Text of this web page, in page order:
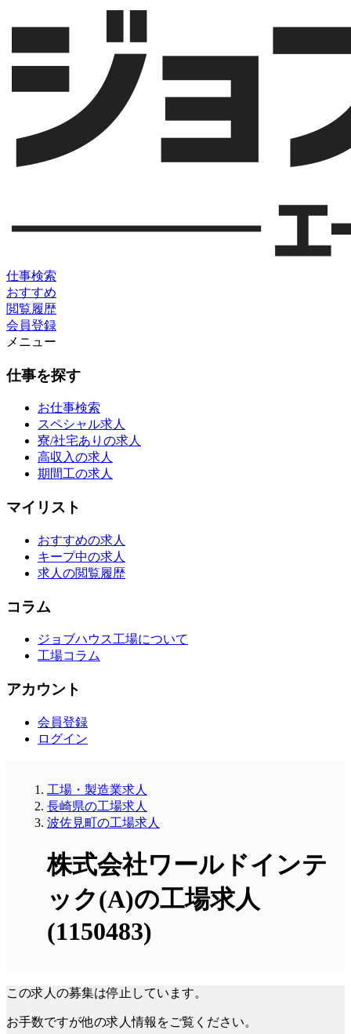
仕事検索
おすすめ
閲覧履歴
会員登録
メニュー
仕事を探す
お仕事検索
スペシャル求人
寮/社宅ありの求人
高収入の求人
期間工の求人
マイリスト
おすすめの求人
キープ中の求人
求人の閲覧履歴
コラム
ジョブハウス工場について
工場コラム
アカウント
会員登録
ログイン
工場・製造業求人
長崎県の工場求人
波佐見町の工場求人
株式会社ワールドインテ
ック(A)の工場求人
(1150483)
この求人の募集は停止しています。
お手数ですが他の求人情報をご覧ください。